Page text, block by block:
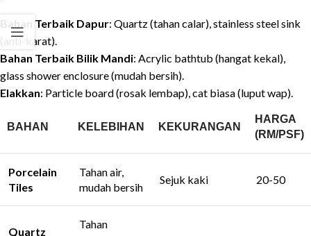
Bahan Terbaik Dapur: Quartz (tahan calar), stainless steel sink
(anti-karat).
Bahan Terbaik Bilik Mandi: Acrylic bathtub (hangat kekal),
glass shower enclosure (mudah bersih).
Elakkan: Particle board (rosak lembap), cat biasa (luput wap).
BAHAN KELEBIHAN KEKURANGAN
HARGA
(RM/PSF)
Porcelain
Tiles
Tahan air,
mudah bersih
Sejuk kaki 20-50
Quartz
Tahan